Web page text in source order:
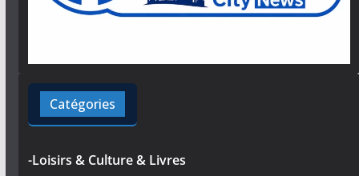
Catégories
-Loisirs & Culture & Livres